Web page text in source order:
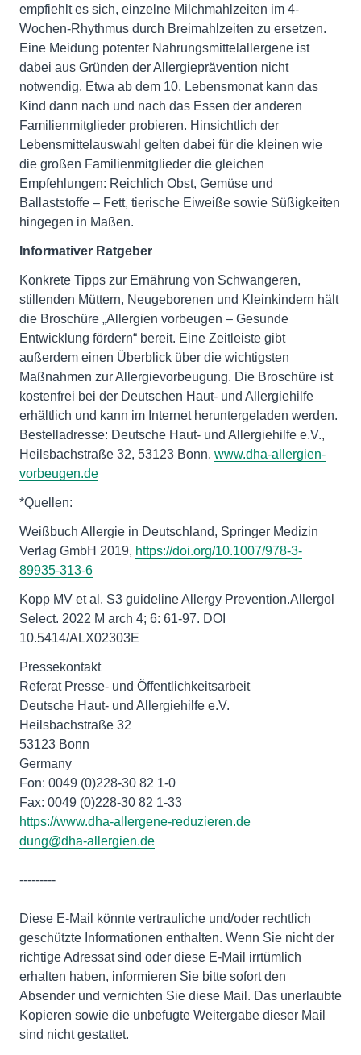
empfiehlt es sich, einzelne Milchmahlzeiten im 4-
Wochen-Rhythmus durch Breimahlzeiten zu ersetzen.
Eine Meidung potenter Nahrungsmittelallergene ist
dabei aus Gründen der Allergieprävention nicht
notwendig. Etwa ab dem 10. Lebensmonat kann das
Kind dann nach und nach das Essen der anderen
Familienmitglieder probieren. Hinsichtlich der
Lebensmittelauswahl gelten dabei für die kleinen wie
die großen Familienmitglieder die gleichen
Empfehlungen: Reichlich Obst, Gemüse und
Ballaststoffe – Fett, tierische Eiweiße sowie Süßigkeiten
hingegen in Maßen.
Informativer Ratgeber
Konkrete Tipps zur Ernährung von Schwangeren,
stillenden Müttern, Neugeborenen und Kleinkindern hält
die Broschüre „Allergien vorbeugen – Gesunde
Entwicklung fördern“ bereit. Eine Zeitleiste gibt
außerdem einen Überblick über die wichtigsten
Maßnahmen zur Allergievorbeugung. Die Broschüre ist
kostenfrei bei der Deutschen Haut- und Allergiehilfe
erhältlich und kann im Internet heruntergeladen werden.
Bestelladresse: Deutsche Haut- und Allergiehilfe e.V.,
Heilsbachstraße 32, 53123 Bonn. www.dha-allergien-
vorbeugen.de
*Quellen:
Weißbuch Allergie in Deutschland, Springer Medizin
Verlag GmbH 2019, https://doi.org/10.1007/978-3-
89935-313-6
Kopp MV et al. S3 guideline Allergy Prevention.Allergol
Select. 2022 M arch 4; 6: 61-97. DOI
10.5414/ALX02303E
Pressekontakt
Referat Presse- und Öffentlichkeitsarbeit
Deutsche Haut- und Allergiehilfe e.V.
Heilsbachstraße 32
53123 Bonn
Germany
Fon: 0049 (0)228-30 82 1-0
https://www.dha-allergene-reduzieren.de
dung@dha-allergien.de
---------
Diese E-Mail könnte vertrauliche und/oder rechtlich
geschützte Informationen enthalten. Wenn Sie nicht der
richtige Adressat sind oder diese E-Mail irrtümlich
erhalten haben, informieren Sie bitte sofort den
Absender und vernichten Sie diese Mail. Das unerlaubte
Kopieren sowie die unbefugte Weitergabe dieser Mail
sind nicht gestattet.